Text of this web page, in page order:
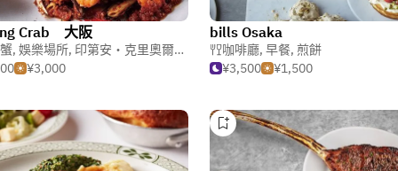
Crab 大阪
, 娛樂場所, 印第安・克里奧爾・加勒比料理
¥3,000
bills Osaka
咖啡廳, 早餐, 煎餅
¥3,500
¥1,500